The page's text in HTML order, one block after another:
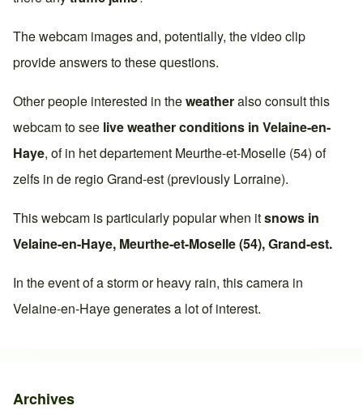
The webcam images and, potentially, the video clip
provide answers to these questions.
Other people interested in theweatheralso consult this
webcam to see live weather conditions in Velaine-en-
Haye, of in het departement Meurthe-et-Moselle (54) of
zelfs in de regioGrand-est (previously Lorraine).
This webcam is particularly popular when itsnows in
Velaine-en-Haye, Meurthe-et-Moselle (54),Grand-est.
In the event of a storm or heavy rain, this camera in
Velaine-en-Hayegenerates a lot of interest.
Archives